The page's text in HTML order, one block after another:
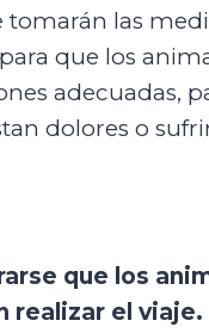
tomarán las
que los
adecuadas,
dolores o
que los
realizar el viaje.